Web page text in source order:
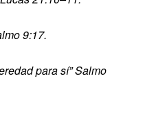
9:17.
para sí” Salmo